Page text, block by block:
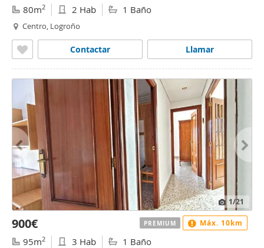
80m2 2 Hab 1 Baño
Centro, Logroño
Llamar
Contactar
1/21
900€
95m2 3 Hab 1 Baño
PREMIUM Máx. 10km